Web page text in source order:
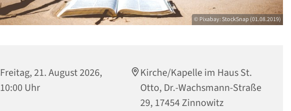
© Pixabay: StockSnap (01.08.2019)
Freitag, 21. August 2026,
10:00 Uhr
Kirche/Kapelle im Haus St.
Otto, Dr.-Wachsmann-Straße
29, 17454 Zinnowitz